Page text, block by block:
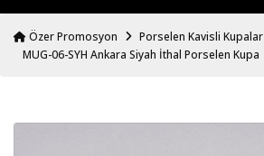
Özer Promosyon
Porselen Kavisli Kupalar
MUG-06-SYH Ankara Siyah İthal Porselen Kupa